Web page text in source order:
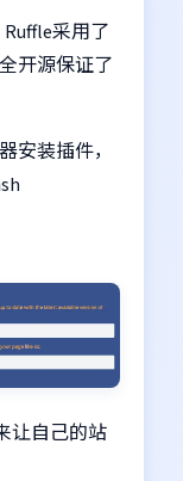
采用了
开源保证了
安装插件，
让自己的站